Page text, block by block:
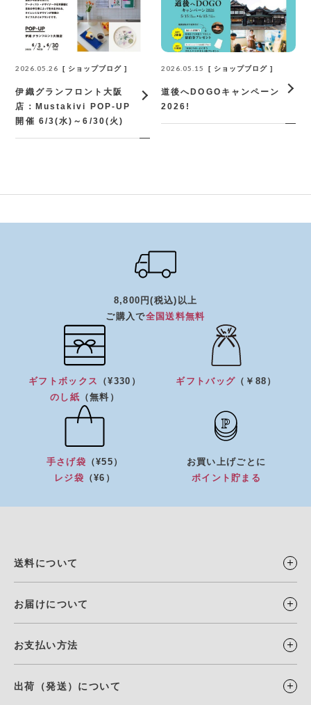
2026.05.26 ショップブログ
伊織グランフロント大阪
店：Mustakivi POP-UP
開催 6/3(水)～6/30(火)
2026.05.15 ショップブログ
道後へDOGOキャンペーン
2026!
8,800円(税込)以上
ご購入で全国送料無料
ギフトボックス
（¥330）
のし紙 （無料）
ギフトバッグ （￥88）
手さげ袋 （¥55）
レジ袋 （¥6）
お買い上げごとに
ポイント貯まる
送料について
お届けについて
お支払い方法
出荷（発送）について